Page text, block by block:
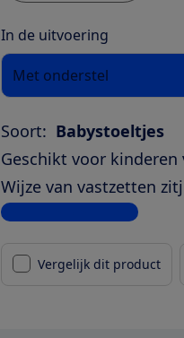
In de uitvoering
Met onderstel
Soort: Babystoeltjes
Geschikt voor kinderen
Wijze van vastzetten
Bekijk alle specificaties
Vergelijk dit product